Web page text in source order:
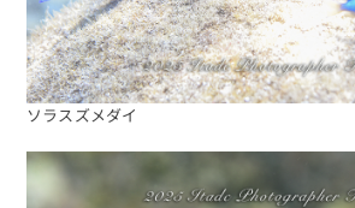
ソラスズメダイ